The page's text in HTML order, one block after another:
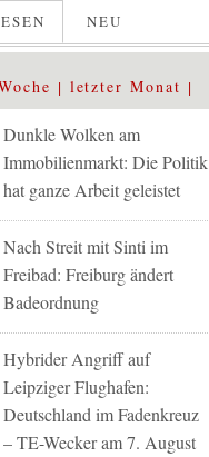
NEU
letzter Monat
Dunkle Wolken am
Immobilienmarkt: Die Politik
hat ganze Arbeit geleistet
Nach Streit mit Sinti im
Freibad: Freiburg ändert
Badeordnung
Hybrider Angriff auf
Leipziger Flughafen:
Deutschland im Fadenkreuz
– TE-Wecker am 7. August